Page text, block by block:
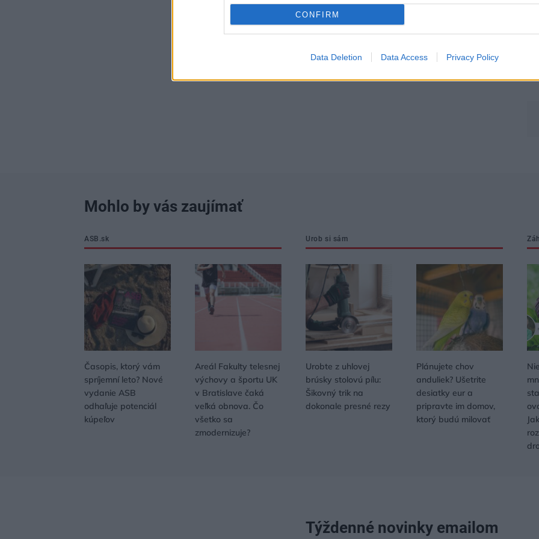
CONFIRM
Data Deletion Data Access Privacy Policy
Mohlo by vás zaujímať
ASB.sk
Časopis, ktorý vám
spríjemní leto? Nové
vydanie ASB
odhaľuje potenciál
kúpeľov
Areál Fakulty telesnej
výchovy a športu UK
v Bratislave čaká
veľká obnova. Čo
všetko sa
zmodernizuje?
Urob si sám
Urobte z uhlovej
brúsky stolovú pílu:
Šikovný trik na
dokonale presné rezy
Plánujete chov
anduliek? Ušetrite
desiatky eur a
pripravte im domov,
ktorý budú milovať
Týždenné novinky emailom